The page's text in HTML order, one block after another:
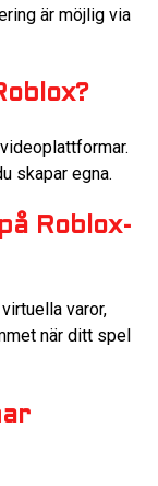
är möjlig via
skapar egna.
Roblox-
varor,
när ditt spel